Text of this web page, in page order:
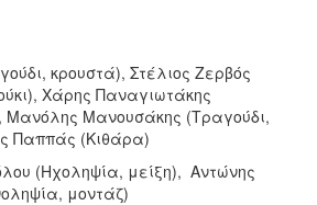
κρουστά), Στέλιος Ζερβός
Χάρης Παναγιωτάκης
Μανόλης Μανουσάκης (Τραγούδι,
Παππάς (Κιθάρα)
(Ηχοληψία, μείξη), Αντώνης
μοντάζ)